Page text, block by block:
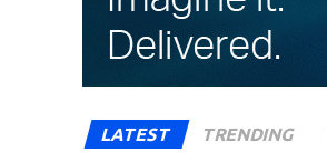
LATEST TRENDING